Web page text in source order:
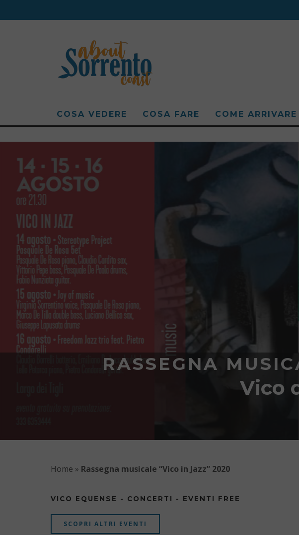
COSA VEDERE COSA FARE COME ARRIVARE
RASSEGNA
Vico
Home » Rassegna musicale “Vico in Jazz” 2020
VICO EQUENSE - CONCERTI - EVENTI FREE
SCOPRI ALTRI EVENTI